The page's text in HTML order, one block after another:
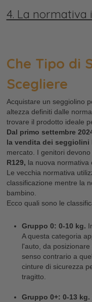
4. La normativa
Che Tipo di
Scegliere
Acquistare un seggiolino
altezza definiti dalle
trovare il prodotto ideale
Dal primo settembre
la vendita dei seggiolini
mercato. I genitori
R129, la nuova
Le vecchia normativa
classificazione mentre la
bambino.
Ecco quali sono le
Gruppo 0: 0-10 kg.
A questa categoria
l'auto, da
senso contrario a
cinture di sicurezza
tragitto.
Gruppo 0+: 0-13 kg.